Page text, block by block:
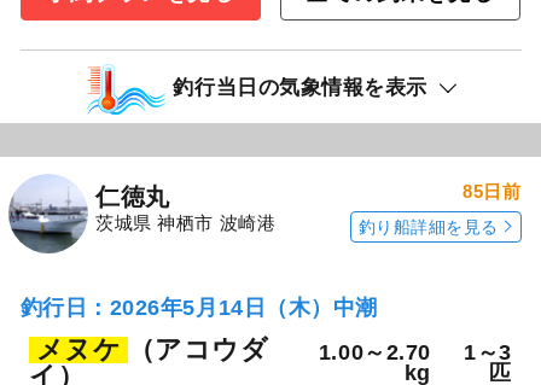
釣行当日の気象情報を表示
仁徳丸
茨城県 神栖市 波崎港
85日前
釣り船詳細を見る
釣行日：2026年5月14日（木）中潮
メヌケ
（アコウダ
イ）
1.00～2.70
kg
1～3
匹